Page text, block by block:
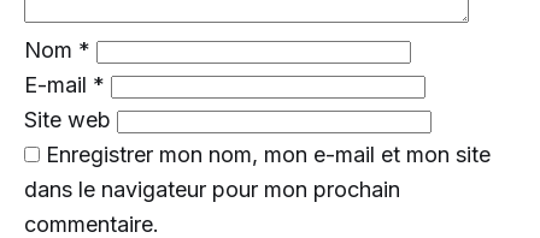
Nom *
E-mail *
Site web
Enregistrer mon nom, mon e-mail et mon site
dans le navigateur pour mon prochain
commentaire.